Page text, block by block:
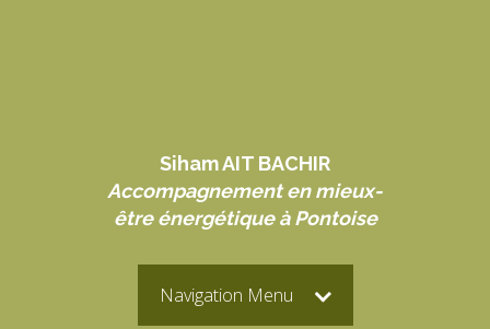
Siham AIT BACHIR
Accompagnement en mieux-
être énergétique à Pontoise
Navigation Menu